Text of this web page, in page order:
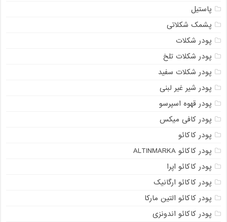
پاستیل
پشمک شکلاتی
پودر شکلات
پودر شکلات تلخ
پودر شکلات سفید
پودر شیر غیر لبنی
پودر قهوه اسپرسو
پودر کافی میکس
پودر کاکائو
پودر کاکائو ALTINMARKA
پودر کاکائو اپرا
پودر کاکائو ارگانیک
پودر کاکائو التین مارکا
پودر کاکائو اندونزی